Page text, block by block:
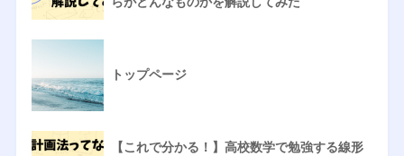
トップページ
【これで分かる！】高校数学で勉強する線形